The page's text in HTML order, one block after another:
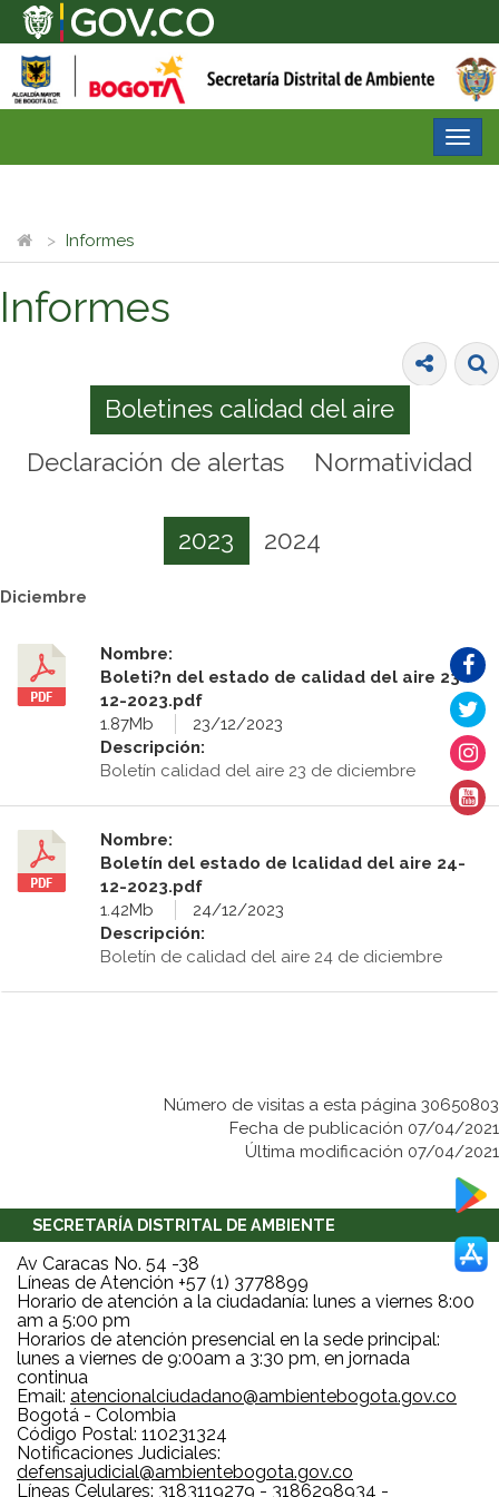
Informes
Informes
Boletines calidad del aire
Declaración de alertas
Normatividad
2023 2024
Diciembre
Nombre:
Boleti?n del estado de calidad del aire 23-
12-2023.pdf
1.87Mb
23/12/2023
Descripción:
Boletín calidad del aire 23 de diciembre
Nombre:
Boletín del estado de lcalidad del aire 24-
12-2023.pdf
1.42Mb
24/12/2023
Descripción:
Boletín de calidad del aire 24 de diciembre
Número de visitas a esta página 30650803
Fecha de publicación 07/04/2021
Última modificación 07/04/2021
SECRETARÍA DISTRITAL DE AMBIENTE
Av Caracas No. 54 -38
Líneas de Atención +57 (1) 3778899
Horario de atención a la ciudadanía: lunes a viernes 8:00
am a 5:00 pm
Horarios de atención presencial en la sede principal:
lunes a viernes de 9:00am a 3:30 pm, en jornada
continua
Email: atencionalciudadano@ambientebogota.gov.co
Bogotá - Colombia
Código Postal: 110231324
Notificaciones Judiciales:
defensajudicial@ambientebogota.gov.co
Líneas Celulares: 3183119279 - 3186298934 -